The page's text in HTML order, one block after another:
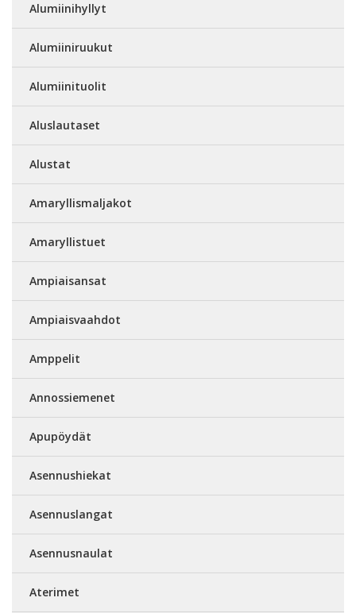
Alumiinihyllyt
Alumiiniruukut
Alumiinituolit
Aluslautaset
Alustat
Amaryllismaljakot
Amaryllistuet
Ampiaisansat
Ampiaisvaahdot
Amppelit
Annossiemenet
Apupöydät
Asennushiekat
Asennuslangat
Asennusnaulat
Aterimet